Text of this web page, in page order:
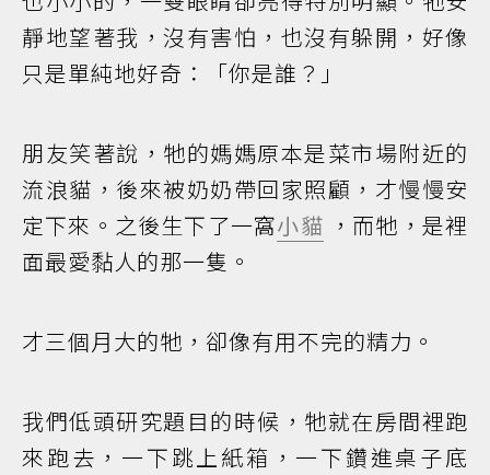
靜地望著我，沒有害怕，也沒有躲開，好像
只是單純地好奇：「你是誰？」
朋友笑著說，牠的媽媽原本是菜市場附近的
流浪貓，後來被奶奶帶回家照顧，才慢慢安
定下來。之後生下了一窩小貓 ，而牠，是裡
面最愛黏人的那一隻。
才三個月大的牠，卻像有用不完的精力。
我們低頭研究題目的時候，牠就在房間裡跑
來跑去，一下跳上紙箱，一下鑽進桌子底